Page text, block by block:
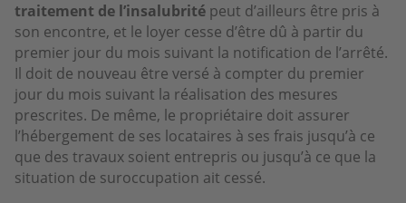
traitement de l’insalubrité peut d’ailleurs être pris à
son encontre, et le loyer cesse d’être dû à partir du
premier jour du mois suivant la notification de l’arrêté.
Il doit de nouveau être versé à compter du premier
jour du mois suivant la réalisation des mesures
prescrites. De même, le propriétaire doit assurer
l’hébergement de ses locataires à ses frais jusqu’à ce
que des travaux soient entrepris ou jusqu’à ce que la
situation de suroccupation ait cessé.